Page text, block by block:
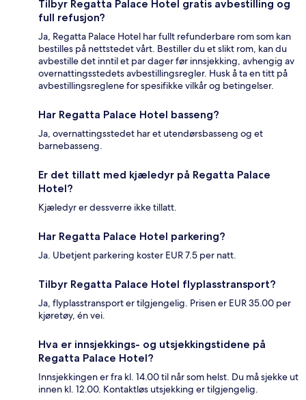
Tilbyr Regatta Palace Hotel gratis avbestilling og
full refusjon?
Ja, Regatta Palace Hotel har fullt refunderbare rom som kan
bestilles på nettstedet vårt. Bestiller du et slikt rom, kan du
avbestille det inntil et par dager før innsjekking, avhengig av
overnattingsstedets avbestillingsregler. Husk å ta en titt på
avbestillingsreglene for spesifikke vilkår og betingelser.
Har Regatta Palace Hotel basseng?
Ja, overnattingsstedet har et utendørsbasseng og et
barnebasseng.
Er det tillatt med kjæledyr på Regatta Palace
Hotel?
Kjæledyr er dessverre ikke tillatt.
Har Regatta Palace Hotel parkering?
Ja. Ubetjent parkering koster EUR 7.5 per natt.
Tilbyr Regatta Palace Hotel flyplasstransport?
Ja, flyplasstransport er tilgjengelig. Prisen er EUR 35.00 per
kjøretøy, én vei.
Hva er innsjekkings- og utsjekkingstidene på
Regatta Palace Hotel?
Innsjekkingen er fra kl. 14.00 til når som helst. Du må sjekke ut
innen kl. 12.00. Kontaktløs utsjekking er tilgjengelig.